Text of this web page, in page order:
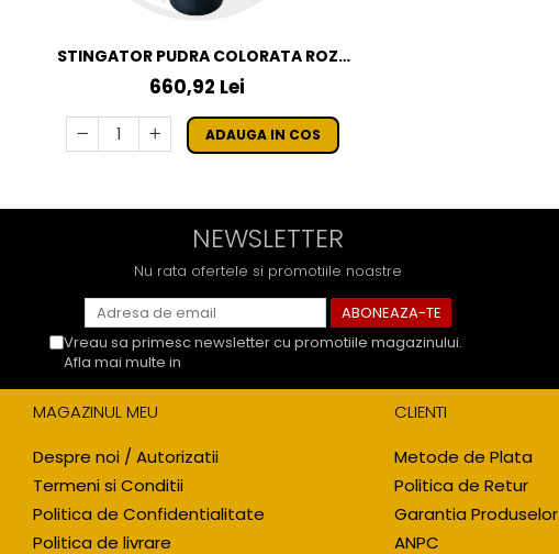
STINGATOR PUDRA COLORATA ROZ
GENDER REVEAL - 6 L
660,92 Lei
ADAUGA IN COS
NEWSLETTER
Nu rata ofertele si promotiile noastre
Vreau sa primesc newsletter cu promotiile magazinului.
Afla mai multe in
MAGAZINUL MEU
Despre noi / Autorizatii
Termeni si Conditii
Politica de Confidentialitate
Politica de livrare
CLIENTI
Metode de Plata
Politica de Retur
Garantia Produselor
ANPC